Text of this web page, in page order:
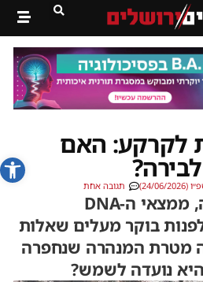
פתח
לקרקע: האם
2026) תגובה אחת
הציוד שנמצא בזירה, ממצאי ה-DNA
בוקר מעלים שאלות
מטרת המנהרה שנחפרה
נועדה לשמש?